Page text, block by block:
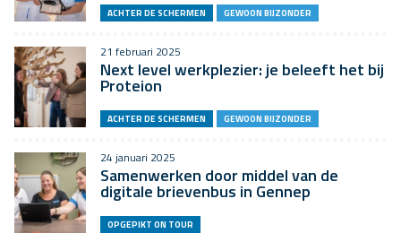
ACHTER DE SCHERMEN GEWOON BIJZONDER
21 februari 2025
Next level werkplezier: je beleeft het bij
Proteion
ACHTER DE SCHERMEN GEWOON BIJZONDER
24 januari 2025
Samenwerken door middel van de
digitale brievenbus in Gennep
OPGEPIKT ON TOUR